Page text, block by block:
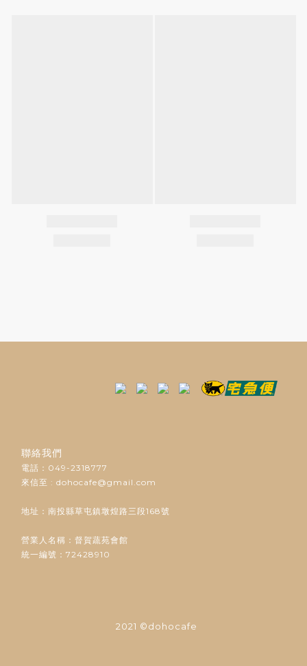
聯絡我們
電話：049-2318777
來信至 : dohocafe@gmail.com
地址：南投縣草屯鎮墩煌路三段168號
營業人名稱：督賀蔬苑會館
統一編號：72428910
2021 ©dohocafe